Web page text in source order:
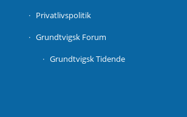
Privatlivspolitik
Grundtvigsk Forum
Grundtvigsk Tidende